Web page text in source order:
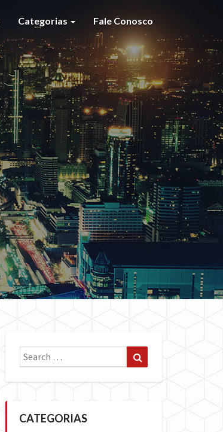
Categorias Fale Conosco
Search
for:
CATEGORIAS